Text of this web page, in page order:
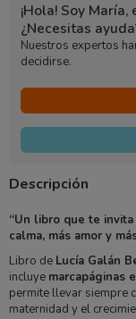
¡Hola! Soy
¿Necesitas
Nuestros expertos
decidirse.
Descripción
“Un libro que te
calma, más amor y
Libro de Lucía Galán
incluye marcapáginas
permite llevar siempre
maternidad y el